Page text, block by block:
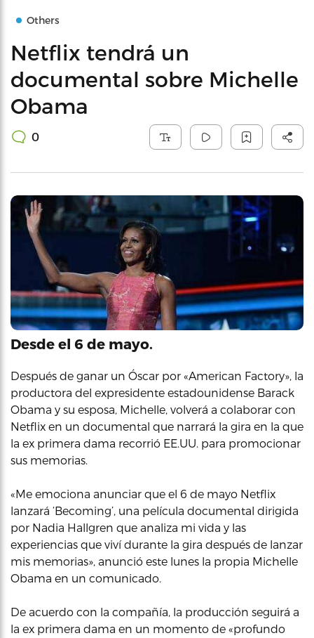
Others
Netflix tendrá un
documental sobre Michelle
Obama
0
Desde el 6 de mayo.
Después de ganar un Óscar por «American Factory», la
productora del expresidente estadounidense Barack
Obama y su esposa, Michelle, volverá a colaborar con
Netflix en un documental que narrará la gira en la que
la ex primera dama recorrió EE.UU. para promocionar
sus memorias.
«Me emociona anunciar que el 6 de mayo Netflix
lanzará ‘Becoming’, una película documental dirigida
por Nadia Hallgren que analiza mi vida y las
experiencias que viví durante la gira después de lanzar
mis memorias», anunció este lunes la propia Michelle
Obama en un comunicado.
De acuerdo con la compañía, la producción seguirá a
la ex primera dama en un momento de «profundo